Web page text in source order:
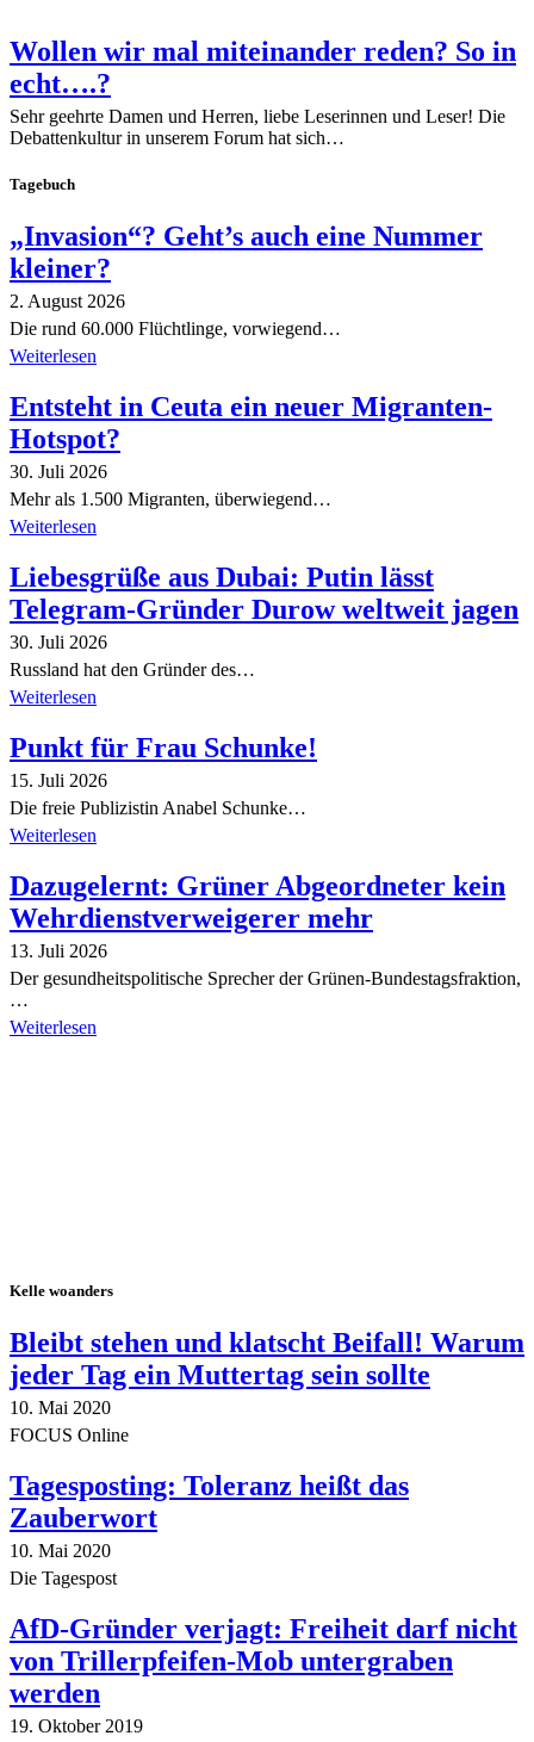
Wollen wir mal miteinander reden? So in
echt….?
Sehr geehrte Damen und Herren, liebe Leserinnen und Leser! Die
Debattenkultur in unserem Forum hat sich…
Tagebuch
„Invasion“? Geht’s auch eine Nummer
kleiner?
2. August 2026
Die rund 60.000 Flüchtlinge, vorwiegend…
Weiterlesen
Entsteht in Ceuta ein neuer Migranten-
Hotspot?
30. Juli 2026
Mehr als 1.500 Migranten, überwiegend…
Weiterlesen
Liebesgrüße aus Dubai: Putin lässt
Telegram-Gründer Durow weltweit jagen
30. Juli 2026
Russland hat den Gründer des…
Weiterlesen
Punkt für Frau Schunke!
15. Juli 2026
Die freie Publizistin Anabel Schunke…
Weiterlesen
Dazugelernt: Grüner Abgeordneter kein
Wehrdienstverweigerer mehr
13. Juli 2026
Der gesundheitspolitische Sprecher der Grünen-Bundestagsfraktion,
…
Weiterlesen
Kelle woanders
Bleibt stehen und klatscht Beifall! Warum
jeder Tag ein Muttertag sein sollte
10. Mai 2020
FOCUS Online
Tagesposting: Toleranz heißt das
Zauberwort
10. Mai 2020
Die Tagespost
AfD-Gründer verjagt: Freiheit darf nicht
von Trillerpfeifen-Mob untergraben
werden
19. Oktober 2019